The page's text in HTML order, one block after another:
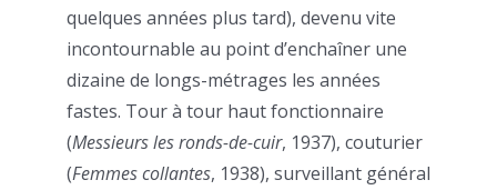
quelques années plus tard), devenu vite
incontournable au point d’enchaîner une
dizaine de longs-métrages les années
fastes. Tour à tour haut fonctionnaire
(Messieurs les ronds-de-cuir, 1937), couturier
(Femmes collantes, 1938), surveillant général